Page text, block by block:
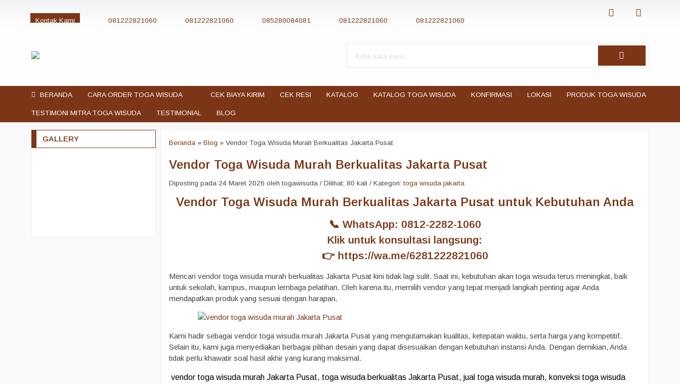
Kontak Kami 081222821060 081222821060 085280084081 081222821060 081222821060
BERANDA CARA ORDER TOGA WISUDA CEK BIAYA KIRIM CEK RESI KATALOG KATALOG TOGA WISUDA KONFIRMASI LOKASI PRODUK TOGA WISUDA
TESTIMONI MITRA TOGA WISUDA TESTIMONIAL BLOG
Beranda »Blog »Vendor Toga Wisuda Murah Berkualitas Jakarta Pusat
Vendor Toga Wisuda Murah Berkualitas Jakarta Pusat
Diposting pada 24 Maret 2026 oleh togawisuda / Dilihat: 80 kali / Kategori:toga wisuda jakarta
Vendor Toga Wisuda Murah Berkualitas Jakarta Pusat untuk Kebutuhan Anda
📞 WhatsApp: 0812-2282-1060
Klik untuk konsultasi langsung:
👉 https://wa.me/6281222821060
Mencari vendor toga wisuda murah berkualitas Jakarta Pusat kini tidak lagi sulit. Saat ini, kebutuhan akan toga wisuda terus meningkat, baik
untuk sekolah, kampus, maupun lembaga pelatihan. Oleh karena itu, memilih vendor yang tepat menjadi langkah penting agar Anda
mendapatkan produk yang sesuai dengan harapan.
Kami hadir sebagai vendor toga wisuda murah Jakarta Pusat yang mengutamakan kualitas, ketepatan waktu, serta harga yang kompetitif.
Selain itu, kami juga menyediakan berbagai pilihan desain yang dapat disesuaikan dengan kebutuhan instansi Anda. Dengan demikian, Anda
tidak perlu khawatir soal hasil akhir yang kurang maksimal.
vendor toga wisuda murah Jakarta Pusat, toga wisuda berkualitas Jakarta Pusat, jual toga wisuda murah, konveksi toga wisuda
GALLERY